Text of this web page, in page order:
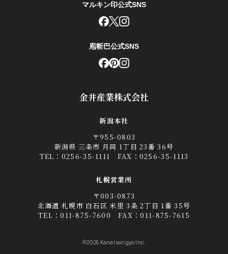
金井産業株式会社
新潟本社
〒955-0803
新潟県 三条市 月岡 1丁目 23番 36号
TEL： 0256-35-1111 FAX：0256-35-1113
札幌営業所
〒003-0873
北海道 札幌市 白石区 米里 3条 2丁目 1番 35号
TEL：011-875-7600 FAX：011-875-7615
©2025 Kanai sangyo Inc.
マルキン印公式SNS
庖斬巴公式SNS